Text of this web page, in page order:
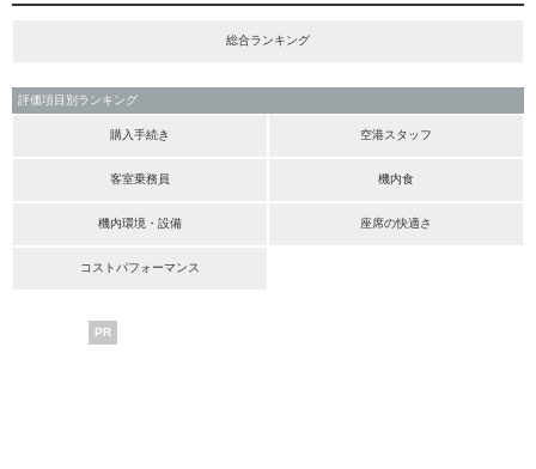
総合ランキング
評価項目別ランキング
購入手続き 空港スタッフ
客室乗務員 機内食
機内環境・設備 座席の快適さ
コストパフォーマンス
PR